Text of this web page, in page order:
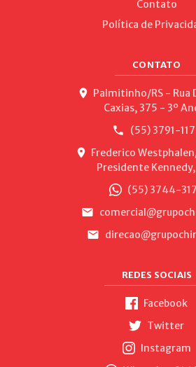
Contato
Política de
CONTATO
Palmitinho/RS - Rua
Caxias, 375 - 3º
(55) 3791-
Frederico
Presidente
(55) 3744-
REDES SOCIAIS
Facebook
Twitter
Instagram